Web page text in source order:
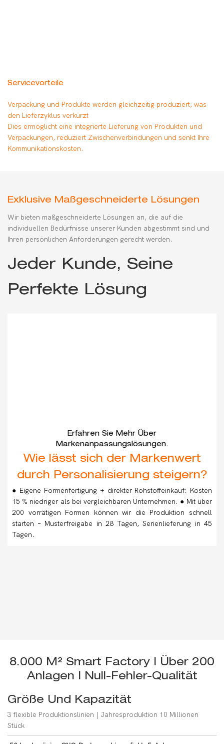
Servicevorteile
Verpackung und Produkte werden gleichzeitig produziert, was
den Lieferzyklus verkürzt
Dies ermöglicht eine integrierte Lieferung von Produkten und
Verpackungen, reduziert Zwischenverbindungen und senkt Ihre
Kommunikationskosten.
Exklusive Maßgeschneiderte Lösungen
Wir bieten maßgeschneiderte Lösungen an, die auf die
individuellen Bedürfnisse unserer Kunden abgestimmt sind und
Ihren persönlichen Anforderungen gerecht werden.
Jeder Kunde, Seine
Perfekte Lösung
Erfahren Sie Mehr Über
Markenanpassungslösungen.
Wie lässt sich der Markenwert
durch Personalisierung steigern?
● Eigene Formenfertigung + direkter Rohstoffeinkauf: Kosten
15 % niedriger als bei vergleichbaren Unternehmen. ● Mit über
200 vorrätigen Formen können wir die Produktion schnell
starten – Musterfreigabe in 28 Tagen, Serienlieferung in 45
Tagen.
8.000 M² Smart Factory | Über 200
Anlagen | Null-Fehler-Qualität
Größe Und Kapazität
3 flexible Produktionslinien | Jahresproduktion 10 Millionen
Stück